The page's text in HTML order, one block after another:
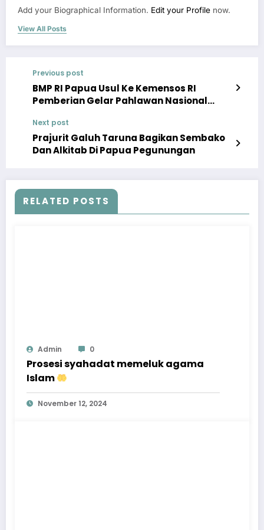
Add your Biographical Information. Edit your Profile now.
View All Posts
Previous post
BMP RI Papua Usul Ke Kemensos RI
Pemberian Gelar Pahlawan Nasional
Next post
Prajurit Galuh Taruna Bagikan Sembako
Dan Alkitab Di Papua Pegunungan
RELATED POSTS
Admin 0
Prosesi syahadat memeluk agama
Islam
November 12, 2024